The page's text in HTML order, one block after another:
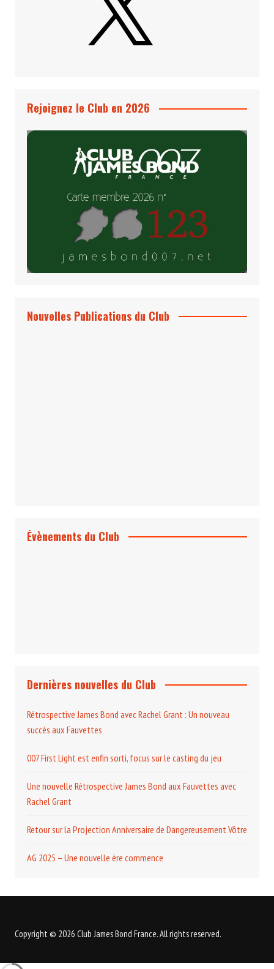
Rejoignez le Club en 2026
Nouvelles Publications du Club
Évènements du Club
Dernières nouvelles du Club
Rétrospective James Bond avec Rachel Grant : Un nouveau
succès aux Fauvettes
007 First Light est enfin sorti, focus sur le casting du jeu
Une nouvelle Rétrospective James Bond aux Fauvettes avec
Rachel Grant
Retour sur la Projection Anniversaire de Dangereusement Vôtre
AG 2025 – Une nouvelle ère commence
Copyright © 2026 Club James Bond France. All rights reserved.